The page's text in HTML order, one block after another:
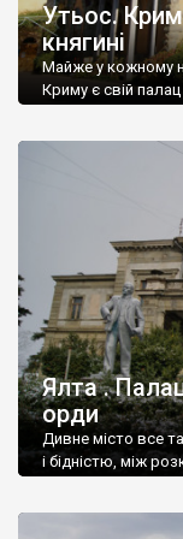
Утьос.
княгині
Майже у кожному
Криму є свій
Ялта .
орди
Дивне місто все
і бідністю, між